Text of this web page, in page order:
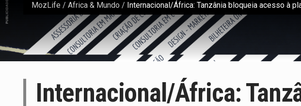
MozLife / Africa & Mundo / Internacional/África: Tanzânia bloqueia acesso à
Internacional/África: